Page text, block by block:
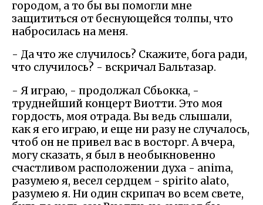
городом, а то бы вы помогли мне
защититься от беснующейся толпы, что
набросилась на меня.
- Да что же случилось? Скажите, бога ради,
что случилось? - вскричал Бальтазар.
- Я играю, - продолжал Сбьокка, -
труднейший концерт Виотти. Это моя
гордость, моя отрада. Вы ведь слышали,
как я его играю, и еще ни разу не случалось,
чтоб он не привел вас в восторг. А вчера,
могу сказать, я был в необыкновенно
счастливом расположении духа - anima,
разумею я, весел сердцем - spirito alato,
разумею я. Ни один скрипач во всем свете,